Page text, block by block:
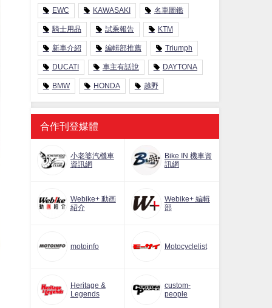
EWC KAWASAKI 名車圖鑑
騎士用品 試乘報告 KTM
新車介紹 編輯部推薦 Triumph
DUCATI 車主有話說 DAYTONA
BMW HONDA 越野
合作刊登媒體
小老婆汽機車
資訊網
Bike IN 機車資
訊網
Webike+ 動画
紹介
Webike+ 編輯
部
motoinfo Motocyclelist
Heritage &
Legends
custom-
people